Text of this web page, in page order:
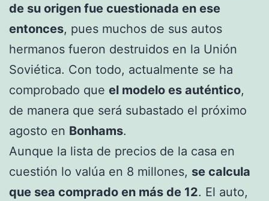
de su origen fue cuestionada en ese
entonces, pues muchos de sus autos
hermanos fueron destruidos en la Unión
Soviética. Con todo, actualmente se ha
comprobado que el modelo es auténtico,
de manera que será subastado el próximo
agosto en Bonhams.
Aunque la lista de precios de la casa en
cuestión lo valúa en 8 millones, se calcula
que sea comprado en más de 12. El auto,